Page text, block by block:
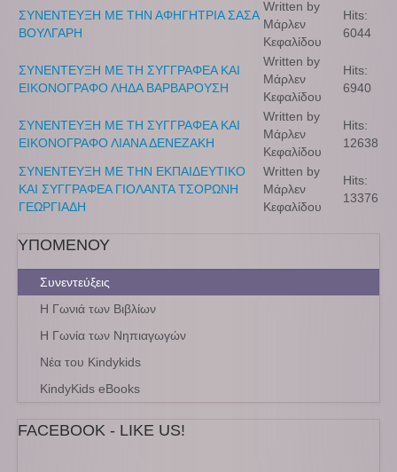
ΣΥΝΕΝΤΕΥΞΗ ΜΕ ΤΗΝ ΑΦΗΓΗΤΡΙΑ ΣΑΣΑ
ΒΟΥΛΓΑΡΗ
Written by
Μάρλεν
Κεφαλίδου
Hits:
6044
ΣΥΝΕΝΤΕΥΞΗ ΜΕ ΤΗ ΣΥΓΓΡΑΦΕΑ ΚΑΙ
ΕΙΚΟΝΟΓΡΑΦΟ ΛΗΔΑ ΒΑΡΒΑΡΟΥΣΗ
Written by
Μάρλεν
Κεφαλίδου
Hits:
6940
ΣΥΝΕΝΤΕΥΞΗ ΜΕ ΤΗ ΣΥΓΓΡΑΦΕΑ ΚΑΙ
ΕΙΚΟΝΟΓΡΑΦΟ ΛΙΑΝΑ ΔΕΝΕΖΑΚΗ
Written by
Μάρλεν
Κεφαλίδου
Hits:
12638
ΣΥΝΕΝΤΕΥΞΗ ΜΕ ΤΗΝ ΕΚΠΑΙΔΕΥΤΙΚΟ
ΚΑΙ ΣΥΓΓΡΑΦΕΑ ΓΙΟΛΑΝΤΑ ΤΣΟΡΩΝΗ
ΓΕΩΡΓΙΑΔΗ
Written by
Μάρλεν
Κεφαλίδου
Hits:
13376
ΥΠΟΜΕΝΟΥ
Συνεντεύξεις
Η Γωνιά των Βιβλίων
Η Γωνία των Νηπιαγωγών
Νέα του Kindykids
KindyKids eBooks
FACEBOOK - LIKE US!